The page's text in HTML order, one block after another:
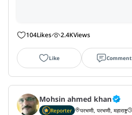
104Likes 2.4KViews
Like Comment
Mohsin ahmed khan
Reporter परभणी, परभणी, महाराष्ट्र